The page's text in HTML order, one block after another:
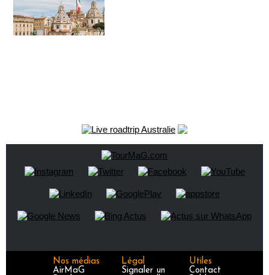
Nos médias
AirMaG
Légal
Signaler un
Utiles
Contact